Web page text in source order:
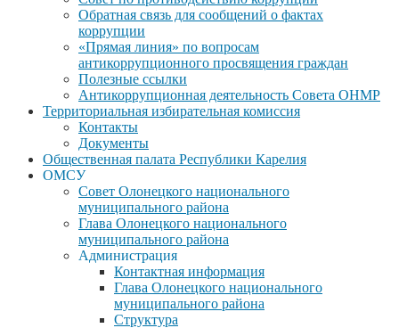
Обратная связь для сообщений о фактах
коррупции
«Прямая линия» по вопросам
антикоррупционного просвящения граждан
Полезные ссылки
Антикоррупционная деятельность Совета ОНМР
Территориальная избирательная комиссия
Контакты
Документы
Общественная палата Республики Карелия
ОМСУ
Совет Олонецкого национального
муниципального района
Глава Олонецкого национального
муниципального района
Администрация
Контактная информация
Глава Олонецкого национального
муниципального района
Структура